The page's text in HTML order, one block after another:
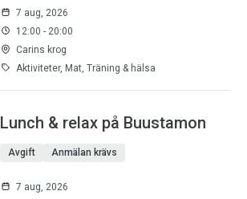
7 aug, 2026
12:00 - 20:00
Carins krog
Aktiviteter, Mat, Träning & hälsa
Lunch & relax på Buustamon
Avgift Anmälan krävs
7 aug, 2026